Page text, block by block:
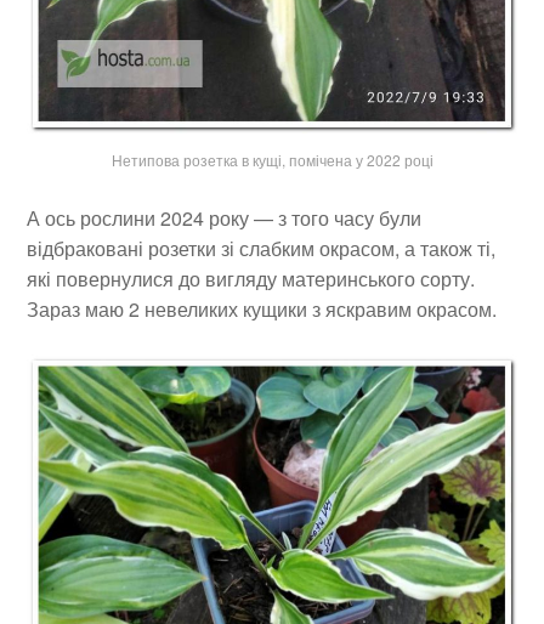
Нетипова розетка в кущі, помічена у 2022 році
А ось рослини 2024 року — з того часу були
відбраковані розетки зі слабким окрасом, а також ті,
які повернулися до вигляду материнського сорту.
Зараз маю 2 невеликих кущики з яскравим окрасом.